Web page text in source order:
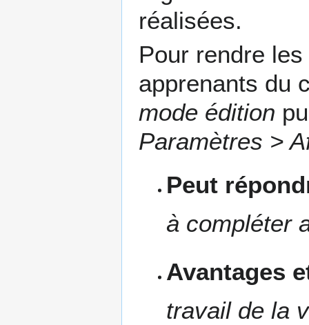
réalisées.
Pour rendre
apprenants du
mode édition
Paramètres >
Peut
à compléter
Avantages
travail de la